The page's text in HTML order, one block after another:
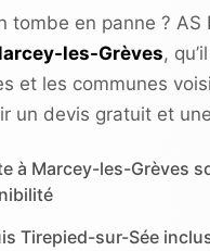
tombe en panne ?
les-Grèves,
et les communes
un devis gratuit et
à Marcey-les-Grèves
Tirepied-sur-Sée